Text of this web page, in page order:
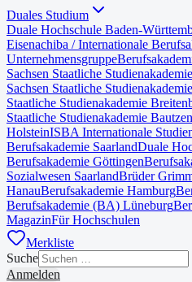
Duales Studium
Duale Hochschule Baden-
Eisenachiba / Internationale
Unternehmensgruppe
Sachsen Staatliche
Sachsen Staatliche
Staatliche Studienakademie
Staatliche Studienakademie Bautzen
HolsteinISBA Internationale
Berufsakademie SaarlandDuale
Berufsakademie Göttingen
Sozialwesen SaarlandBrüder
HanauBerufsakademie Hamburg
Berufsakademie (BA) Lüneburg
MagazinFür Hochschulen
Merkliste
Suche
Anmelden